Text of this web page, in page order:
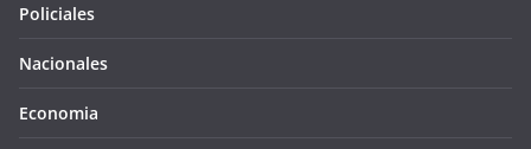
Policiales
Nacionales
Economia